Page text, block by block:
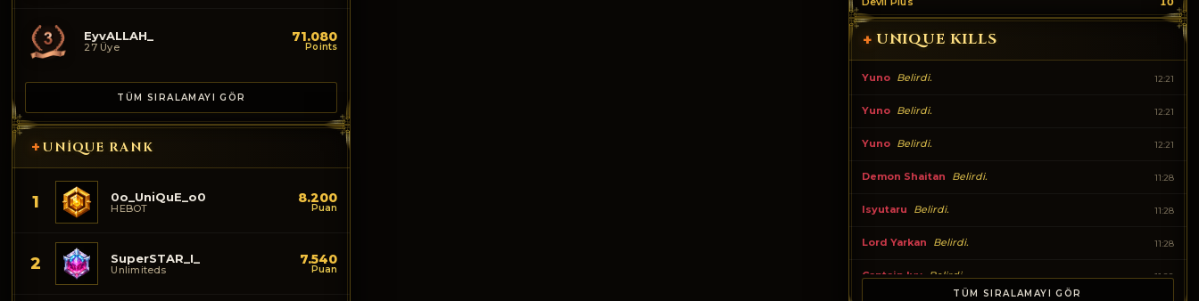
EyvALLAH_
27 Üye
71.080
Points
TÜM SIRALAMAYI GÖR
+ UNIQUE RANK
1 0o_UniQuE_o0
HEBOT
8.200
Puan
2 SuperSTAR_I_
Unlimiteds
7.540
Puan
+ UNIQUE KILLS
Yuno Belirdi. 12:21
Yuno Belirdi. 12:21
Yuno Belirdi. 12:21
Demon Shaitan Belirdi. 11:28
Isyutaru Belirdi. 11:28
Lord Yarkan Belirdi. 11:28
Captain Ivy Belirdi. 11:28
TÜM SIRALAMAYI GÖR